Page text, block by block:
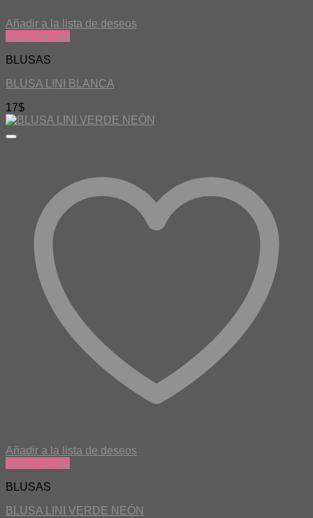
Añadir a la lista de deseos
Vista Rápida
BLUSAS
BLUSA LINI BLANCA
17$
Añadir a la lista de deseos
Vista Rápida
BLUSAS
BLUSA LINI VERDE NEÓN